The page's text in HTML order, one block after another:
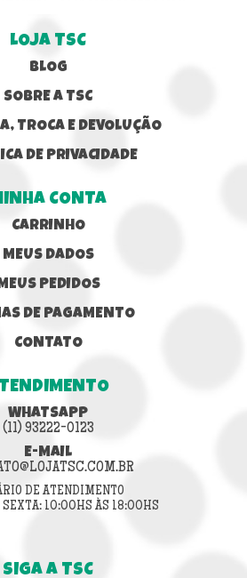
LOJA TSC
BLOG
SOBRE A TSC
TROCA E DEVOLUÇÃO
DE PRIVACIDADE
CONTA
CARRINHO
MEUS DADOS
PEDIDOS
DE PAGAMENTO
CONTATO
WHATSAPP
(11) 93222-0123
E-MAIL
DE ATENDIMENTO
SEXTA: 10:00HS ÀS 18:00HS
SIGA A TSC